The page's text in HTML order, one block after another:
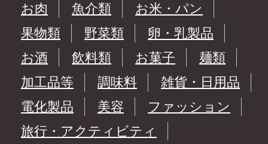
お肉
魚介類
お米・パン
果物類
野菜類
卵・乳製品
お酒
飲料類 お菓子
麺類
加工品等
調味料
雑貨・日用品
電化製品
美容
ファッション
旅行・アクティビティ